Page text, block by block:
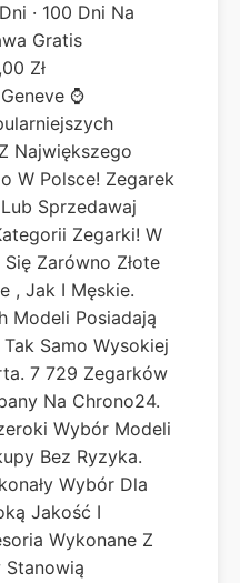
· 100 Dni Na
Gratis
Zł
⌚
Największego
W Polsce! Zegarek
Sprzedawaj
Zegarki! W
Zarówno Złote
, Jak I Męskie.
Modeli Posiadają
Samo Wysokiej
7 729 Zegarków
Na Chrono24.
Wybór Modeli
Bez Ryzyka.
Wybór Dla
Jakość I
Wykonane Z
Stanowią